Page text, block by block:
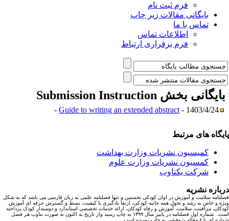
فرم ثبت نام
بایگانی مقالات زیر چاپ
تماس با ما
اطلاعات تماس
فرم برقراری ارتباط
بخش Submission Instruction
Guide to writing an extended abstract - 1403/4/24 -
های مرتبط
کمیسیون نشریات وزارت بهداشت
کمسیون نشریات وزارت علوم
شرکت یکتاوب
نشریه
سلامت و آموزش در اوان کودکی نخستین و تنها فصلنامه علمی به زبان فارسی می باشد که به شکل
و خاص به رشد و تحول همه جانبه کودکی، ارتقا یادگیری با کیفیت، بسط و گسترش حرفه ای آموزش
مراقبت، سلامت، آموزش و رفاه کودکان، ارائه خدمات تخصصی استاندارد و دوستدار کودک پرداخته
است. شماره اول فصلنامه در پاییز سال ۱۳۹۹ به چاپ رسید واز تاریخ به اکنون به صورت تناوب هر فصل
۶ مقاله پژوهشی به چاپ رسیده است.